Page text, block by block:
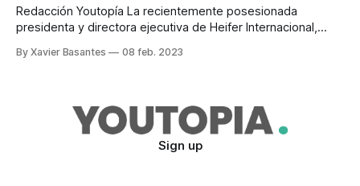
Redacción Youtopía La recientemente posesionada
presidenta y directora ejecutiva de Heifer Internacional,
febrero de 2023. Durante ese lapso recorrió los proyectos
By Xavier Basantes 08 feb. 2023
Sign up